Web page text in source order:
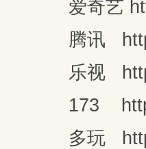
爱奇艺
腾讯
乐视
173
多玩